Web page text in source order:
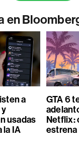
en
a
usadas
la IA
GTA 6
Netflix:
estrena